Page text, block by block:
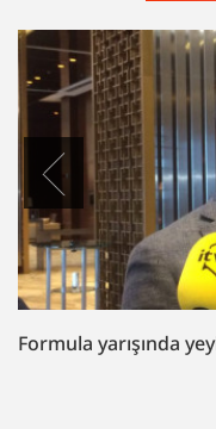
“Fazil Mustafaya sui-